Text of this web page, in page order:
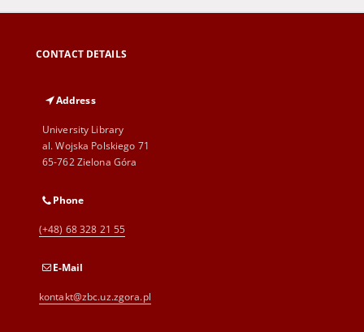
CONTACT DETAILS
Address
University Library
al. Wojska Polskiego 71
65-762 Zielona Góra
Phone
(+48) 68 328 21 55
E-Mail
kontakt@zbc.uz.zgora.pl